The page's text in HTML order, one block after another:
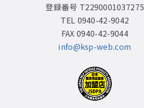
登録番号 T2290001037275
TEL 0940-42-9042
FAX 0940-42-9044
info@ksp-web.com